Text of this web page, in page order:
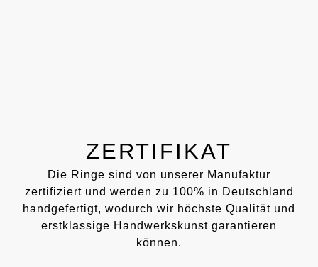
ZERTIFIKAT
Die Ringe sind von unserer Manufaktur
zertifiziert und werden zu 100% in Deutschland
handgefertigt, wodurch wir höchste Qualität und
erstklassige Handwerkskunst garantieren
können.